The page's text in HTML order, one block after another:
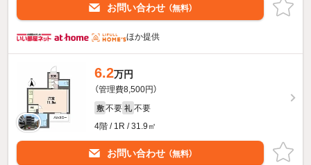
お問い合わせ （無料）
ほか提供
6.2万円
（管理費8,500円）
敷 不要 礼 不要
4階 / 1R / 31.9㎡
お問い合わせ （無料）